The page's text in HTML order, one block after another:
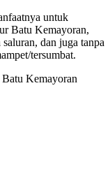
untuk
Batu Kemayoran,
dan juga tanpa
tersumbat.
Kemayoran